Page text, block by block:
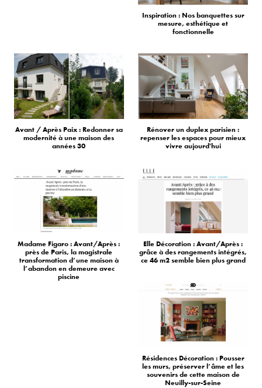
Inspiration : Nos banquettes sur
mesure, esthétique et
fonctionnelle
Avant / Après Paix : Redonner sa
modernité à une maison des
années 30
Rénover un duplex parisien :
repenser les espaces pour mieux
vivre aujourd'hui
Madame Figaro : Avant/Après :
près de Paris, la magistrale
transformation d’une maison à
l’abandon en demeure avec
piscine
Elle Décoration : Avant/Après :
grâce à des rangements intégrés,
ce 46 m2 semble bien plus grand
Résidences Décoration : Pousser
les murs, préserver l’âme et les
souvenirs de cette maison de
Neuilly-sur-Seine